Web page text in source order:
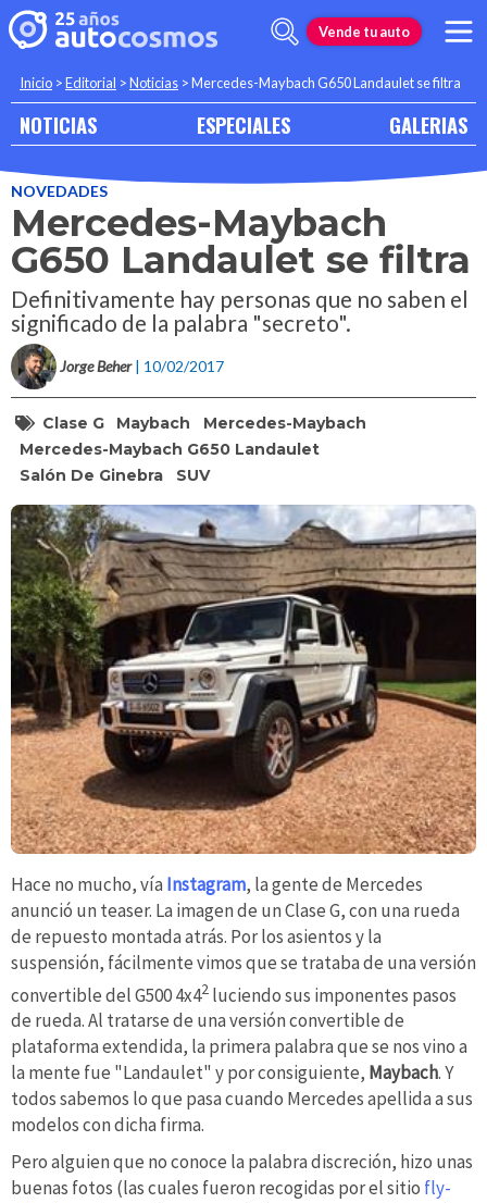
Vende tu auto
Inicio >Editorial >Noticias >Mercedes-Maybach G650 Landaulet se filtra
NOTICIAS ESPECIALES GALERIAS
NOVEDADES
Mercedes-Maybach
G650 Landaulet se filtra
Definitivamente hay personas que no saben el
significado de la palabra "secreto".
Jorge Beher | 10/02/2017
Clase G Maybach
Mercedes-Maybach
Mercedes-Maybach G650 Landaulet
Salón De Ginebra
SUV
Hace no mucho, vía Instagram, la gente de Mercedes
anunció un teaser. La imagen de un Clase G, con una rueda
de repuesto montada atrás. Por los asientos y la
suspensión, fácilmente vimos que se trataba de una versión
convertible del G500 4x42 luciendo sus imponentes pasos
de rueda. Al tratarse de una versión convertible de
plataforma extendida, la primera palabra que se nos vino a
la mente fue "Landaulet" y por consiguiente, Maybach. Y
todos sabemos lo que pasa cuando Mercedes apellida a sus
modelos con dicha firma.
Pero alguien que no conoce la palabra discreción, hizo unas
buenas fotos (las cuales fueron recogidas por el sitio fly-